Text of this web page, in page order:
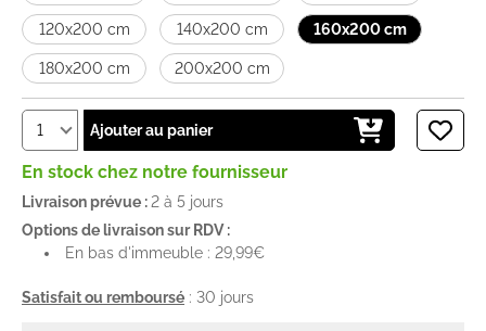
120x200 cm 140x200 cm 160x200 cm
180x200 cm 200x200 cm
Ajouter au panier
En stock chez notre fournisseur
Livraison prévue :2 à 5 jours
Options de livraison sur RDV :
En bas d'immeuble : 29,99€
Satisfait ou remboursé : 30 jours